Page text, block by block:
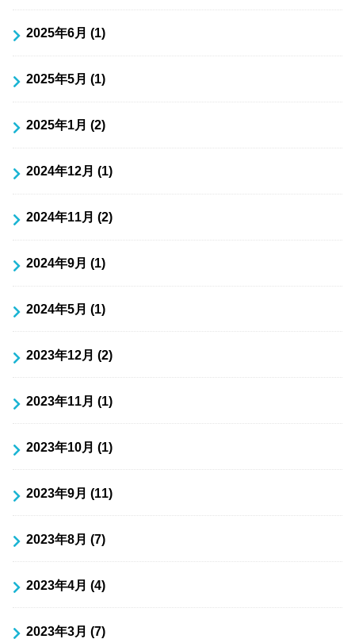
2025年6月 (1)
2025年5月 (1)
2025年1月 (2)
2024年12月 (1)
2024年11月 (2)
2024年9月 (1)
2024年5月 (1)
2023年12月 (2)
2023年11月 (1)
2023年10月 (1)
2023年9月 (11)
2023年8月 (7)
2023年4月 (4)
2023年3月 (7)